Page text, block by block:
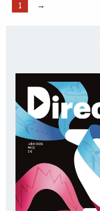
1 →